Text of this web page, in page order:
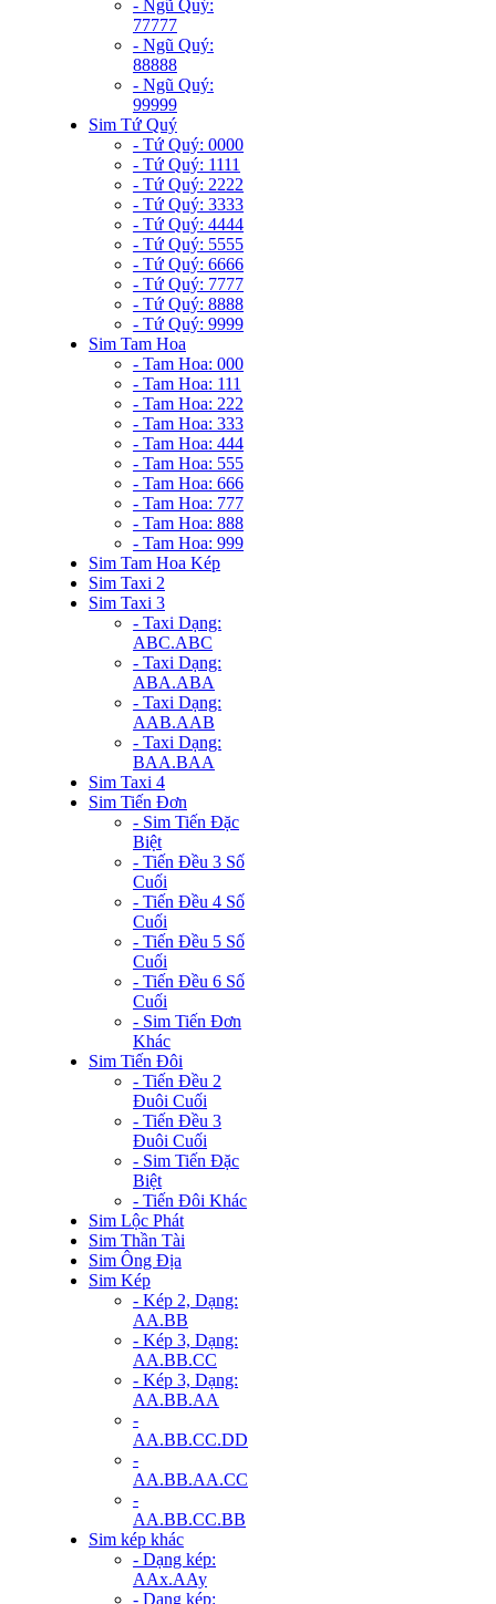
- Ngũ Quý:
77777
- Ngũ Quý:
88888
- Ngũ Quý:
99999
Sim Tứ Quý
- Tứ Quý: 0000
- Tứ Quý: 1111
- Tứ Quý: 2222
- Tứ Quý: 3333
- Tứ Quý: 4444
- Tứ Quý: 5555
- Tứ Quý: 6666
- Tứ Quý: 7777
- Tứ Quý: 8888
- Tứ Quý: 9999
Sim Tam Hoa
- Tam Hoa: 000
- Tam Hoa: 111
- Tam Hoa: 222
- Tam Hoa: 333
- Tam Hoa: 444
- Tam Hoa: 555
- Tam Hoa: 666
- Tam Hoa: 777
- Tam Hoa: 888
- Tam Hoa: 999
Sim Tam Hoa Kép
Sim Taxi 2
Sim Taxi 3
- Taxi Dạng:
ABC.ABC
- Taxi Dạng:
ABA.ABA
- Taxi Dạng:
AAB.AAB
- Taxi Dạng:
BAA.BAA
Sim Taxi 4
Sim Tiến Đơn
- Sim Tiến Đặc
Biệt
- Tiến Đều 3 Số
Cuối
- Tiến Đều 4 Số
Cuối
- Tiến Đều 5 Số
Cuối
- Tiến Đều 6 Số
Cuối
- Sim Tiến Đơn
Khác
Sim Tiến Đôi
- Tiến Đều 2
Đuôi Cuối
- Tiến Đều 3
Đuôi Cuối
- Sim Tiến Đặc
Biệt
- Tiến Đôi Khác
Sim Lộc Phát
Sim Thần Tài
Sim Ông Địa
Sim Kép
- Kép 2, Dạng:
AA.BB
- Kép 3, Dạng:
AA.BB.CC
- Kép 3, Dạng:
AA.BB.AA
-
AA.BB.CC.DD
-
AA.BB.AA.CC
-
AA.BB.CC.BB
Sim kép khác
- Dạng kép:
AAx.AAy
- Dạng kép: